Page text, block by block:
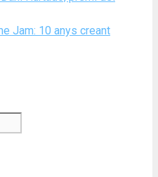
Jam: 10 anys creant